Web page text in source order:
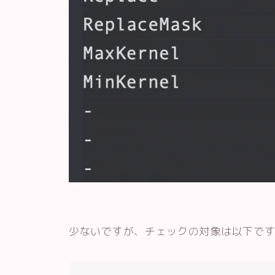
少ないですが、チェックの対象は以下で